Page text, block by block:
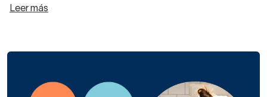
Leer más